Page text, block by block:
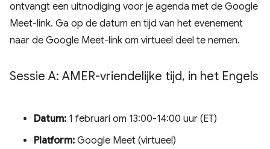
ontvangt een uitnodiging voor je agenda met de Google
Meet-link. Ga op de datum en tijd van het evenement
naar de Google Meet-link om virtueel deel te nemen.
Sessie A: AMER-vriendelijke tijd, in het Engels
Datum: 1 februari om 13:00-14:00 uur (ET)
Platform: Google Meet (virtueel)